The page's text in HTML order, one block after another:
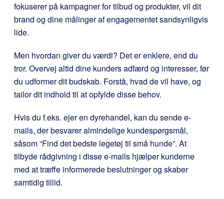
fokuserer på kampagner for tilbud og produkter, vil dit
brand og dine målinger af engagementet sandsynligvis
lide.
Men hvordan giver du værdi? Det er enklere, end du
tror. Overvej altid dine kunders adfærd og interesser, før
du udformer dit budskab. Forstå, hvad de vil have, og
tailor dit indhold til at opfylde disse behov.
Hvis du f.eks. ejer en dyrehandel, kan du sende e-
mails, der besvarer almindelige kundespørgsmål,
såsom “Find det bedste legetøj til små hunde”. At
tilbyde rådgivning i disse e-mails hjælper kunderne
med at træffe informerede beslutninger og skaber
samtidig tillid.